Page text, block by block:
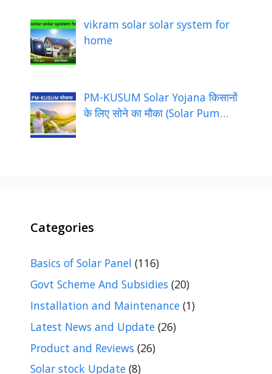
vikram solar solar system for
home
PM-KUSUM Solar Yojana किसानों
के लिए सोने का मौका (Solar Pum…
Categories
Basics of Solar Panel (116)
Govt Scheme And Subsidies (20)
Installation and Maintenance (1)
Latest News and Update (26)
Product and Reviews (26)
Solar stock Update (8)